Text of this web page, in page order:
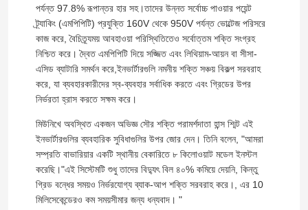
পর্যন্ত 97.8% রূপান্তর হার সহ।তাদের উন্নত সর্বোচ্চ পাওয়ার পয়েন্ট
ট্র্যাকিং (এমপিপিটি) প্রযুক্তি 160V থেকে 950V পর্যন্ত ভোল্টেজ পরিসরে
কাজ করে, বৈচিত্র্যময় আবহাওয়া পরিস্থিতিতেও সর্বোত্তম শক্তি সংগ্রহ
নিশ্চিত করে। দ্বৈত এমপিপিটি দিয়ে সজ্জিত এবং লিথিয়াম-আয়ন বা সীসা-
এসিড ব্যাটারি সমর্থন করে,ইনভার্টারগুলি নমনীয় শক্তি সঞ্চয় বিকল্প সরবরাহ
করে, যা ব্যবহারকারীদের স্ব-ব্যবহার সর্বাধিক করতে এবং গ্রিডের উপর
নির্ভরতা হ্রাস করতে সক্ষম করে।
মিউনিখে অবস্থিত একজন অভিজ্ঞ সৌর শক্তি পরামর্শদাতা হান্স শ্মিট এই
ইনভার্টারগুলির ব্যবহারিক সুবিধাগুলির উপর জোর দেন। তিনি বলেন, "আমরা
সম্প্রতি বাভারিয়ার একটি স্থানীয় বেকারিতে ৮ কিলোওয়াট মডেল ইনস্টল
করেছি।"এই সিস্টেমটি শুধু তাদের বিদ্যুৎ বিল ৪০% কমিয়ে দেয়নি, কিন্তু
গ্রিড বন্ধের সময়ও নির্ভরযোগ্য ব্যাক-আপ শক্তি সরবরাহ করে।, এর 10
মিলিসেকেন্ডেরও কম সময়সীমার জন্য ধন্যবাদ। "